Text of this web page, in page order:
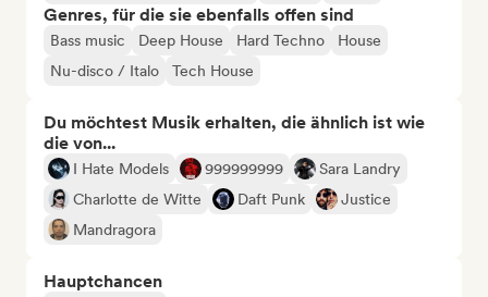
Genres, für die sie ebenfalls offen sind
Bass music Deep House Hard Techno
House
Nu-disco / Italo
Tech House
Du möchtest Musik erhalten, die ähnlich ist wie
die von...
I Hate Models 999999999
Sara Landry
Charlotte de Witte
Daft Punk
Justice
Mandragora
Hauptchancen